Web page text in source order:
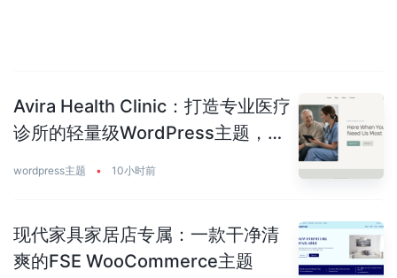
Avira Health Clinic：打造专业医疗
诊所的轻量级WordPress主题，让
wordpress主题 • 10小时前
现代家具家居店专属：一款干净清
爽的FSE WooCommerce主题